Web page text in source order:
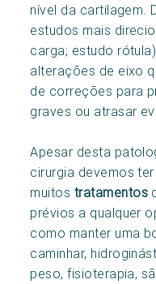
nível da cartilagem.
estudos mais
carga; estudo
alterações de eixo
de correções para
graves ou atrasar
Apesar desta
cirurgia devemos
muitos tratamentos
prévios a qualquer
como manter uma
caminhar,
peso, fisioterapia,